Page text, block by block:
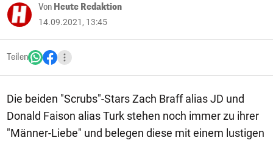
Von Heute Redaktion
14.09.2021, 13:45
Teilen
Die beiden "Scrubs"-Stars Zach Braff alias JD und
Donald Faison alias Turk stehen noch immer zu ihrer
"Männer-Liebe" und belegen diese mit einem lustigen